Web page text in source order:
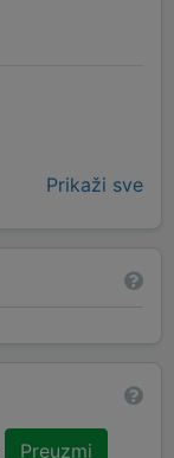
Prikaži sve
Preuzmi